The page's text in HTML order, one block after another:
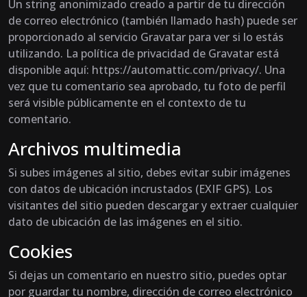
Un string anonimizado creado a partir de tu dirección
de correo electrónico (también llamado hash) puede ser
proporcionado al servicio Gravatar para ver si lo estás
utilizando. La política de privacidad de Gravatar está
disponible aquí: https://automattic.com/privacy/. Una
vez que tu comentario sea aprobado, tu foto de perfil
será visible públicamente en el contexto de tu
comentario.
Archivos multimedia
Si subes imágenes al sitio, debes evitar subir imágenes
con datos de ubicación incrustados (EXIF GPS). Los
visitantes del sitio pueden descargar y extraer cualquier
dato de ubicación de las imágenes en el sitio.
Cookies
Si dejas un comentario en nuestro sitio, puedes optar
por guardar tu nombre, dirección de correo electrónico